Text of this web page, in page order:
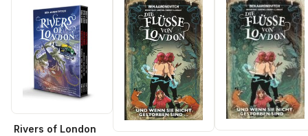
Rivers of London